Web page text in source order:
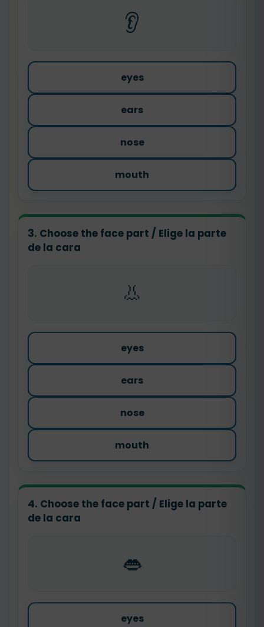
👂
eyes
ears
nose
mouth
3. Choose the face part / Elige la parte
de la cara
👃
eyes
ears
nose
mouth
4. Choose the face part / Elige la parte
de la cara
👄
eyes